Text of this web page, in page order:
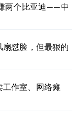
两个比亚迪——中
怼脸，但最狠的
作室、网络瘫